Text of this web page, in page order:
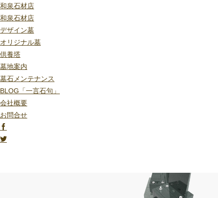
和泉石材店
和泉石材店
デザイン墓
オリジナル墓
供養塔
墓地案内
墓石メンテナンス
BLOG「一言石句」
会社概要
お問合せ